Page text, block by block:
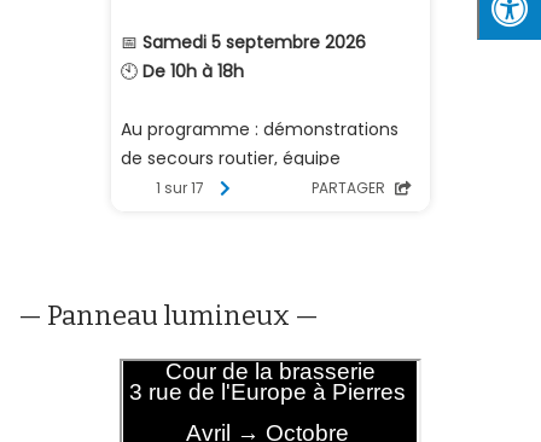
— Panneau lumineux —